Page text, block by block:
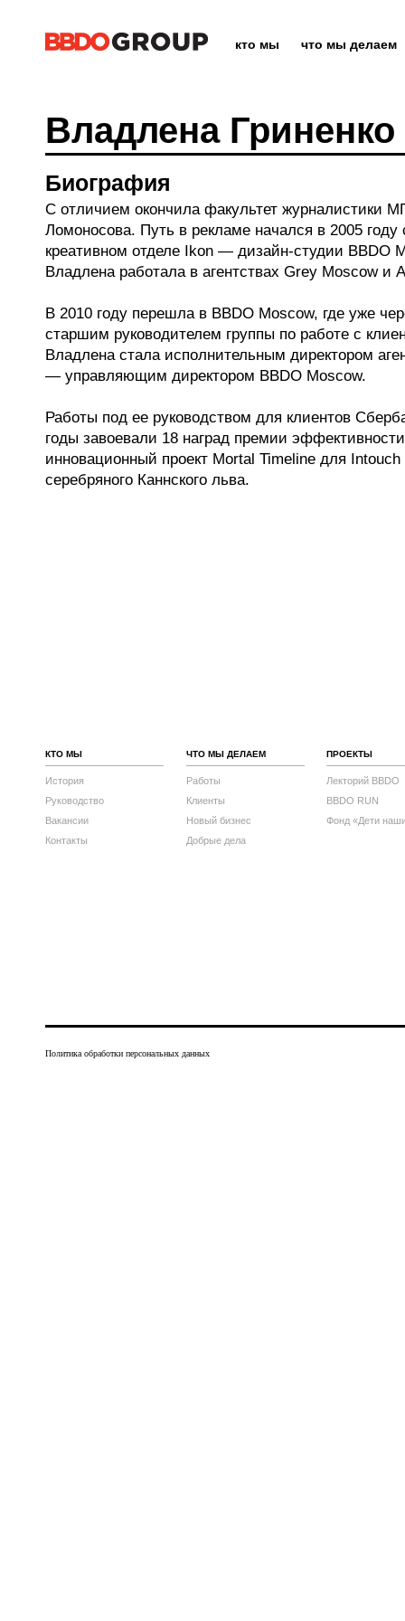
кто мы что мы делаем
Владлена Гриненко
Биография
С отличием окончила факультет журналистики
Ломоносова. Путь в рекламе начался в 2005 году
креативном отделе Ikon — дизайн-студии BBDO
Владлена работала в агентствах Grey Moscow и
В 2010 году перешла в BBDO Moscow, где уже
старшим руководителем группы по работе с
Владлена стала исполнительным директором
— управляющим директором BBDO Moscow.
Работы под ее руководством для клиентов
годы завоевали 18 наград премии
инновационный проект Mortal Timeline для
серебряного Каннского льва.
КТО МЫ
История
Руководство
Вакансии
Контакты
ЧТО МЫ ДЕЛАЕМ
Работы
Клиенты
Новый бизнес
Добрые дела
ПРОЕКТЫ
Лекторий BBDO
BBDO RUN
Фонд «Дети
Политика обработки персональных данных